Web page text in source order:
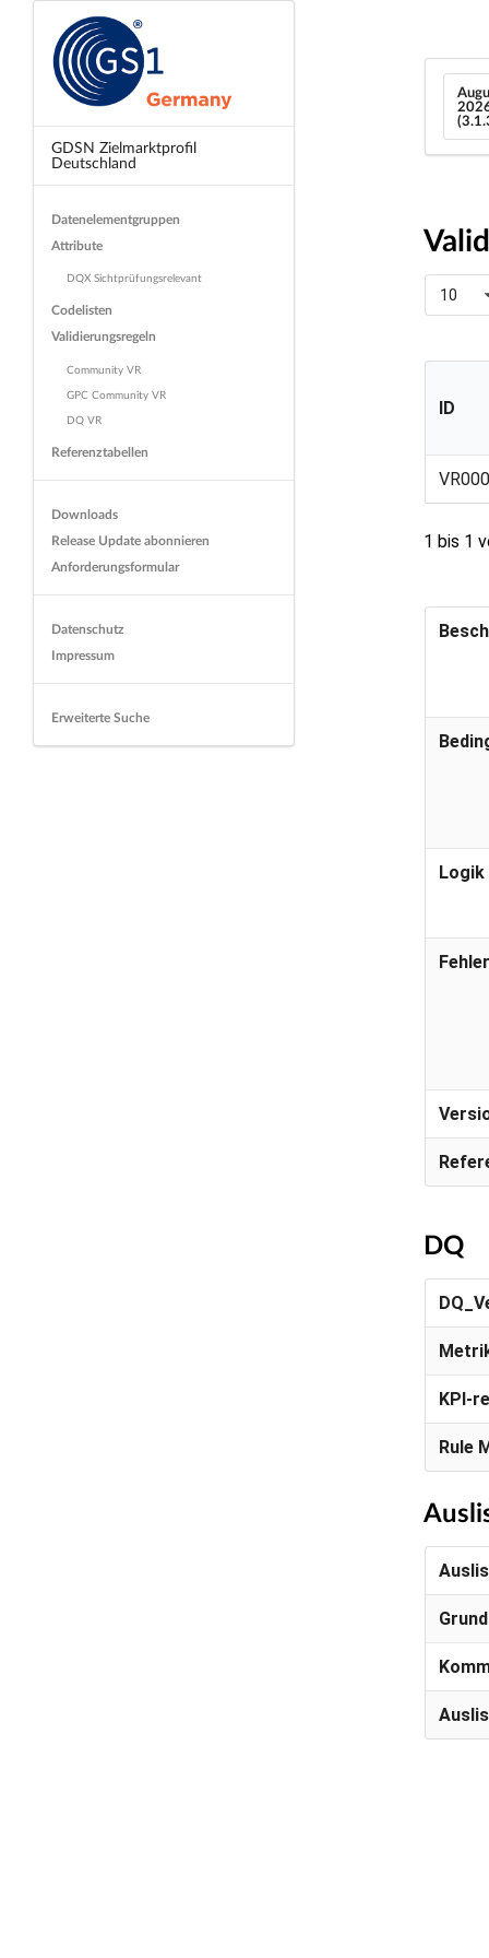
GDSN Zielmarktprofil
Deutschland
Datenelementgruppen
Attribute
DQX Sichtprüfungsrelevant
Codelisten
Validierungsregeln
Community VR
GPC Community VR
DQ VR
Referenztabellen
Downloads
Release Update abonnieren
Anforderungsformular
Datenschutz
Impressum
Erweiterte Suche
10
ID
1 bis 1
Logik
DQ
KPI-
Rule